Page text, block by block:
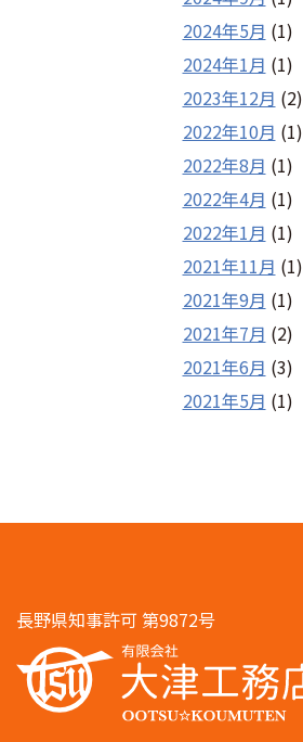
2024年5月 (1)
2024年1月 (1)
2023年12月 (2)
2022年10月 (1)
2022年8月 (1)
2022年4月 (1)
2022年1月 (1)
2021年11月 (1)
2021年9月 (1)
2021年7月 (2)
2021年6月 (3)
2021年5月 (1)
長野県知事許可 第9872号